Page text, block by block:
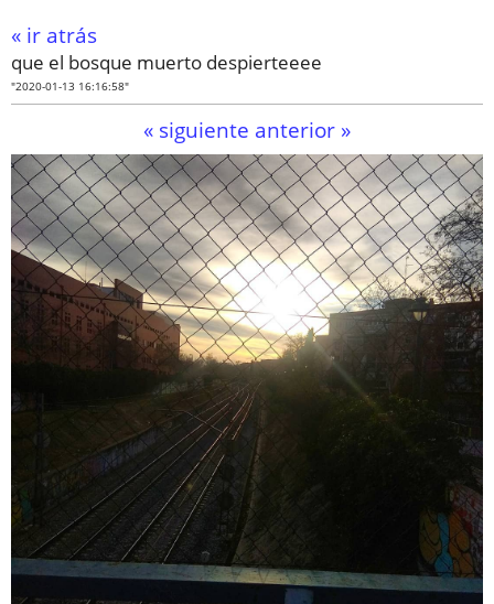
« ir atrás
que el bosque muerto despierteeee
"2020-01-13 16:16:58"
« siguiente anterior »